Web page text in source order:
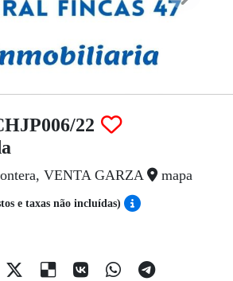
22
VENTA GARZA mapa
e taxas não incluídas)